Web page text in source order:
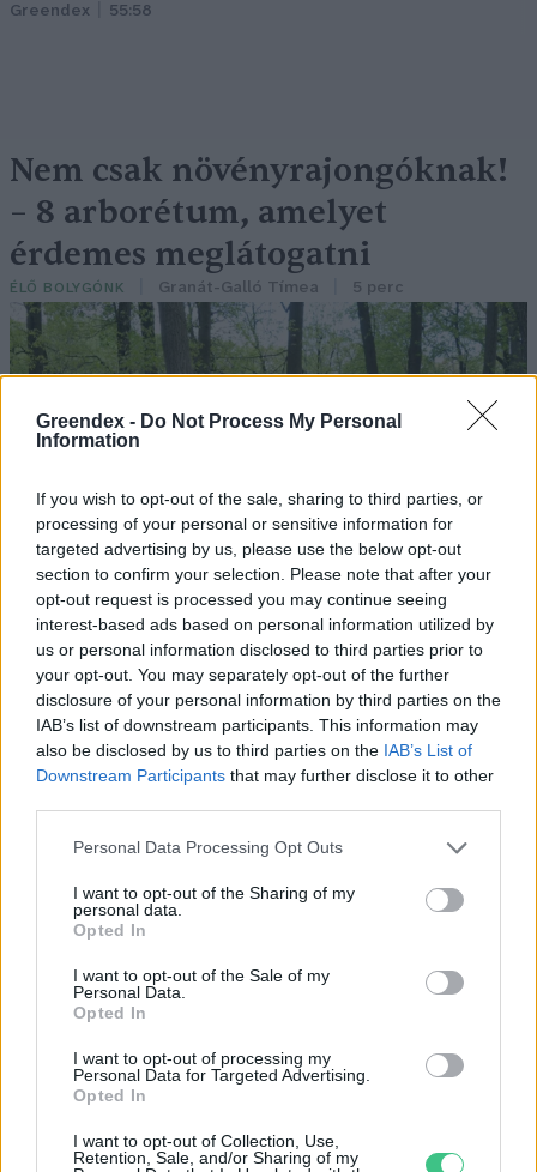
Greendex - Do Not Process My Personal
Information
If you wish to opt-out of the sale, sharing to third parties, or
processing of your personal or sensitive information for
targeted advertising by us, please use the below opt-out
section to confirm your selection. Please note that after your
opt-out request is processed you may continue seeing
interest-based ads based on personal information utilized by
us or personal information disclosed to third parties prior to
your opt-out. You may separately opt-out of the further
disclosure of your personal information by third parties on the
IAB’s list of downstream participants. This information may
also be disclosed by us to third parties on the IAB’s List of
Downstream Participants that may further disclose it to other
Personal Data Processing Opt Outs
I want to opt-out of the Sharing of my
personal data.
Opted In
I want to opt-out of the Sale of my
Personal Data.
Opted In
I want to opt-out of processing my
Personal Data for Targeted Advertising.
Opted In
I want to opt-out of Collection, Use,
Retention, Sale, and/or Sharing of my
Greendex 55:58
Nem csak növényrajongóknak!
– 8 arborétum, amelyet
érdemes meglátogatni
ÉLŐ BOLYGÓNK Granát-Galló Tímea 5 perc
Magyarország tele van gyönyörű növényekkel, így arborétumokkal
hétvégén a közönséget a 160 éves
Fővárosi Állatkert
ÉLŐ BOLYGÓNK
Szedd magad őszibarack: itt vannak
a legjobb lelőhelyek!